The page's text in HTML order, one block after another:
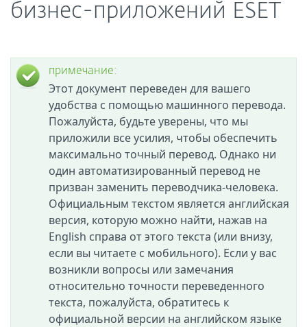
бизнес-приложений ESET
примечание:
Этот документ переведен для вашего
удобства с помощью машинного перевода.
Пожалуйста, будьте уверены, что мы
приложили все усилия, чтобы обеспечить
максимально точный перевод. Однако ни
один автоматизированный перевод не
призван заменить переводчика-человека.
Официальным текстом является английская
версия, которую можно найти, нажав на
English справа от этого текста (или внизу,
если вы читаете с мобильного). Если у вас
возникли вопросы или замечания
относительно точности переведенного
текста, пожалуйста, обратитесь к
официальной версии на английском языке